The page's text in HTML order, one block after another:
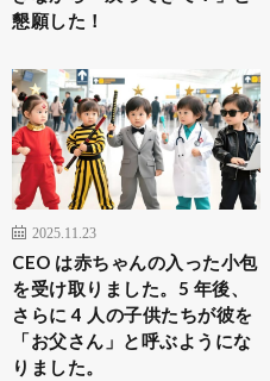
懇願した！
2025.11.23
CEO は赤ちゃんの入った小包
を受け取りました。5 年後、
さらに 4 人の子供たちが彼を
「お父さん」と呼ぶようにな
りました。